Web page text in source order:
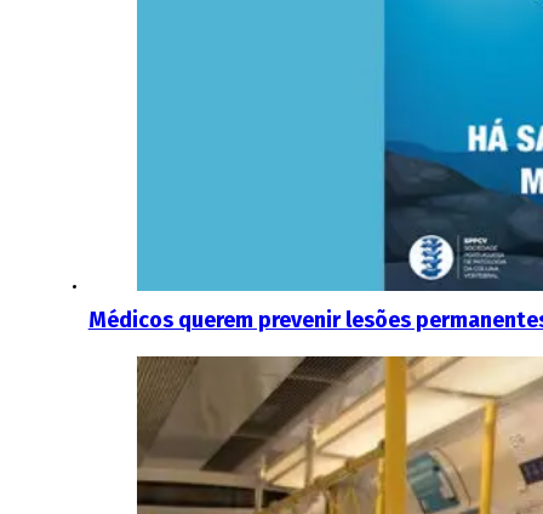
Médicos querem prevenir lesões